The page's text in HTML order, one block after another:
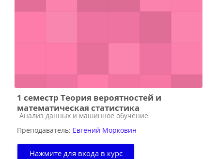
1 семестр Теория вероятностей и
математическая статистика
Категория курса
Анализ данных и машинное обучение
Преподаватель: Евгений Морковин
Нажмите для входа в курс